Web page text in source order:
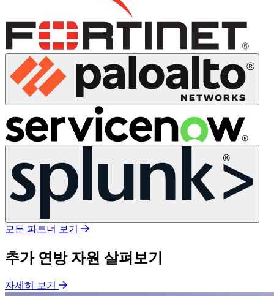
모든 파트너 보기
추가 연방 자원 살펴보기
자세히 보기